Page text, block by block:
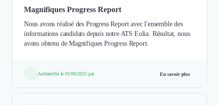
Magnifiques Progress Report
Nous avons réalisé des Progress Report avec l'ensemble des
informations candidats depuis notre ATS Eolia. Résultat, nous
avons obtenu de Magnifiques Progress Report.
Authentifié le 05/06/2025 par En savoir plus